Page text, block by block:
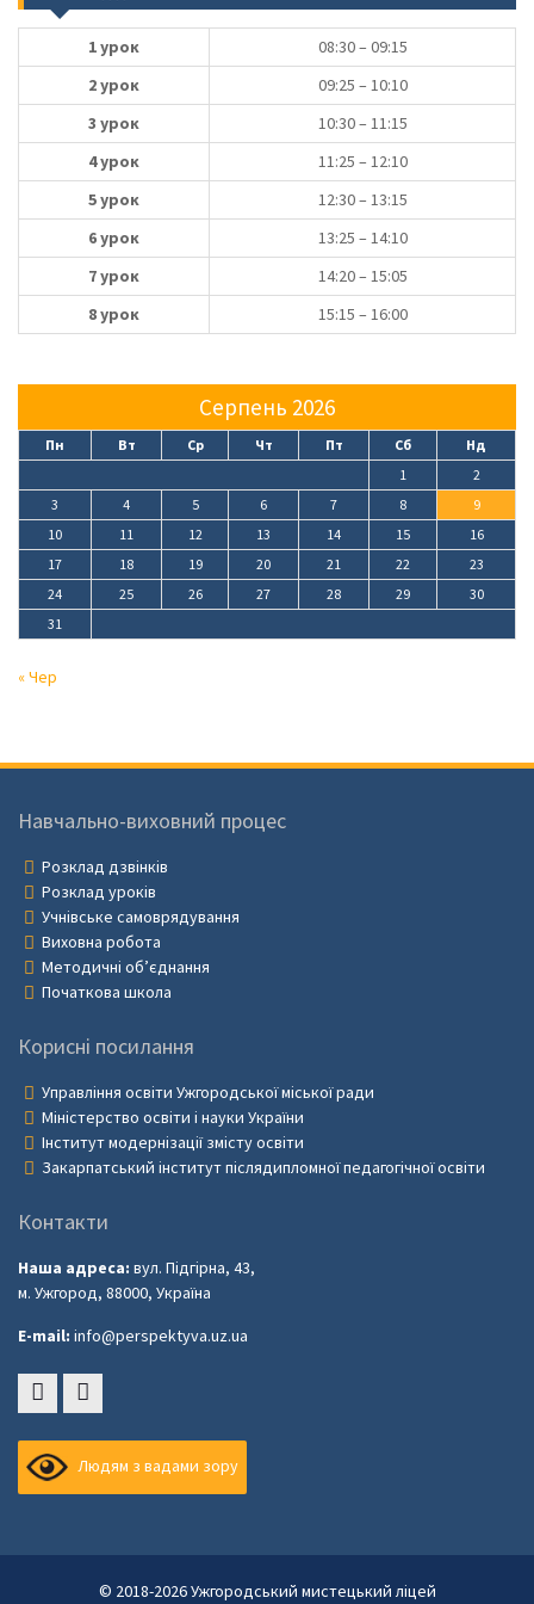
1 урок
08:30 – 09:15
2 урок
09:25 – 10:10
3 урок
10:30 – 11:15
4 урок
11:25 – 12:10
5 урок
12:30 – 13:15
6 урок
13:25 – 14:10
7 урок
14:20 – 15:05
8 урок
15:15 – 16:00
Серпень 2026
Пн Вт Ср Чт Пт Сб
Нд
1
2
3
4 5 6 7 8
9
10
11 12 13 14 15
16
17
18 19 20 21 22
23
24
25 26 27 28 29
30
31
« Чер
Навчально-виховний процес
Розклад дзвінків
Розклад уроків
Учнівське самоврядування
Виховна робота
Методичні об’єднання
Початкова школа
Корисні посилання
Управління освіти Ужгородської міської ради
Міністерство освіти і науки України
Інститут модернізації змісту освіти
Закарпатський інститут післядипломної педагогічної освіти
Контакти
Наша адреса: вул. Підгірна, 43,
м. Ужгород, 88000, Україна
E-mail: info@perspektyva.uz.ua
Людям з вадами зору
© 2018-2026 Ужгородський мистецький ліцей